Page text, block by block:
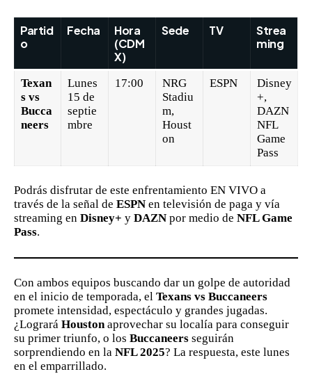
Partid
o
Fecha
Hora
(CDM
X)
Sede TV
Strea
ming
Texan
s vs
Bucca
neers
Lunes
15 de
septie
mbre
17:00
NRG
Stadiu
m,
Houst
on
ESPN
Disney
+,
DAZN
NFL
Game
Pass
Podrás disfrutar de este enfrentamiento EN VIVO a
través de la señal de ESPN en televisión de paga y vía
streaming en Disney+ y DAZN por medio de NFL Game
Pass.
Con ambos equipos buscando dar un golpe de autoridad
en el inicio de temporada, el Texans vs Buccaneers
promete intensidad, espectáculo y grandes jugadas.
¿Logrará Houstonaprovechar su localía para conseguir
su primer triunfo, o los Buccaneers seguirán
sorprendiendo en la NFL 2025? La respuesta, este lunes
en el emparrillado.